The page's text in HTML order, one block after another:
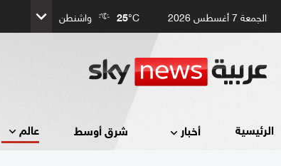
الجمعة 7 أغسطس 2026 25°C واشنطن
الرئيسية أخبار شرق أوسط عالم